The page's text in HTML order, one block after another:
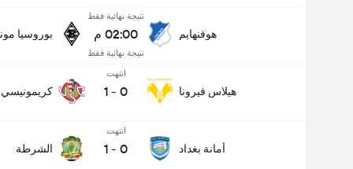
هوفنهايم
نتيجة نهائية فقط
02:00 م
نتيجة نهائية فقط
بوروسيا
هيلاس فيرونا
انتهت
0
-
1 كريمونيسي
أمانة بغداد
انتهت
0
-
1 الشرطة